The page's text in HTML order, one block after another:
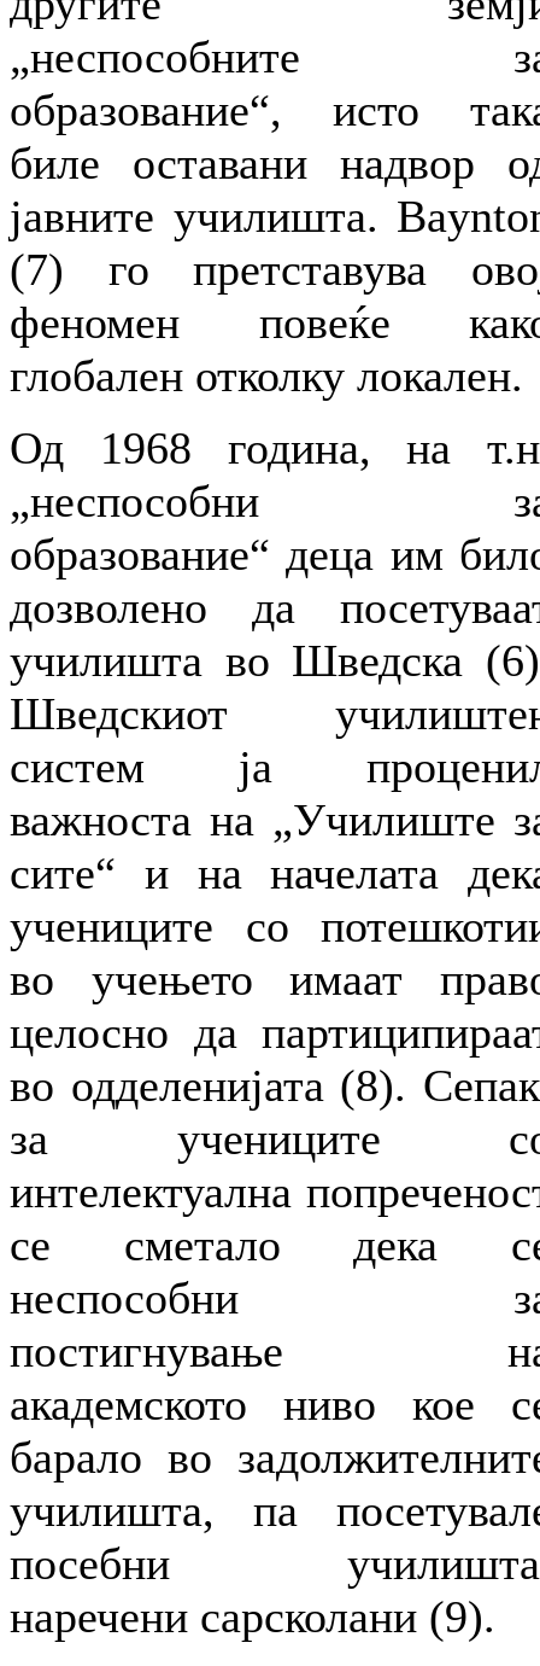
„неспособните
образование“, исто
биле оставани надвор
јавните училишта.
(7) го претставува
феномен повеќе
глобален отколку локален.
Од 1968 година, на
„неспособни
образование“ деца им
дозволено да
училишта во Шведска
Шведскиот
систем ја
важноста на „Училиште
сите“ и на начелата
учениците со
во учењето имаат
целосно да
во одделенијата (8).
за учениците
интелектуална
се сметало дека
неспособни
постигнување
академското ниво кое
барало во
училишта, па
посебни
наречени сарсколани (9).